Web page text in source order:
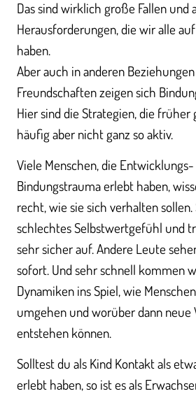
Das sind wirklich große Fallen
Herausforderungen, die wir alle
haben.
Aber auch in anderen
Freundschaften zeigen sich
Hier sind die Strategien, die früher
häufig aber nicht ganz so aktiv.
Viele Menschen, die
Bindungstrauma erlebt haben,
recht, wie sie sich verhalten sollen.
schlechtes Selbstwertgefühl und
sehr sicher auf. Andere Leute
sofort. Und sehr schnell kommen
Dynamiken ins Spiel, wie
umgehen und worüber dann neue
entstehen können.
Solltest du als Kind Kontakt als
erlebt haben, so ist es als